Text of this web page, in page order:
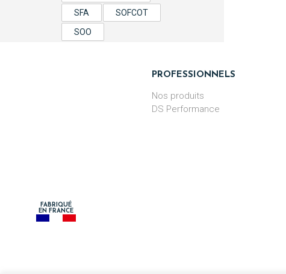
SFA
SOFCOT
SOO
PROFESSIONNELS
Nos produits
DS Performance
FABRIQUÉ
EN FRANCE